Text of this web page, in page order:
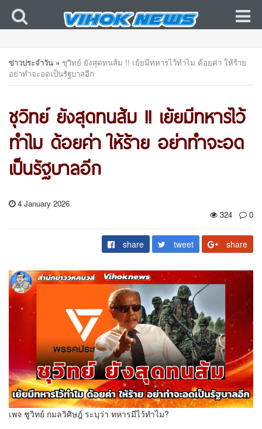
ข่าวประจำวัน » ชุวิทย์ ยังสุดทนส้ม !! เย้ยมีทหารไว้ทำไม ด้อยค่า ให้ร้าย
อย่าทำจะอดเป็นรัฐบาลอีก
ชุวิทย์ ยังสุดทนส้ม !! เย้ยมีทหารไว้
ทำไม ด้อยค่า ให้ร้าย อย่าทำจะอด
เป็นรัฐบาลอีก
4 January 2026
324
0
share tweet share
เพจ ชูวิทย์ กมลวิศิษฎ์ ระบุว่า ทหารมีไว้ทำไม?